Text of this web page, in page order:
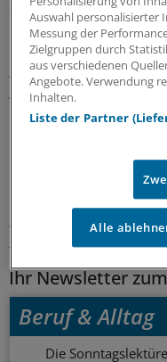
ähnlich wie
Maßnahmen
Dazu zählten seiner
Abgabeverbot an
Aromen, die für Kinder
Unternehmen
Pneumologie
Ihr Newsletter
Beruf & Alltag
Die
Auswahl personalisierter
Messung der
Zielgruppen durch
aus verschiedenen
Angebote. Verwendung
Inhalten.
Liste der Partner
Alle